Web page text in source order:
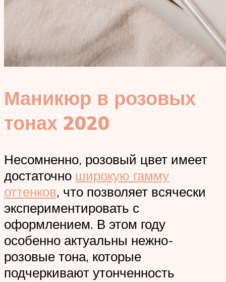
Маникюр в розовых
тонах 2020
Несомненно, розовый цвет имеет
достаточно широкую гамму
оттенков, что позволяет всячески
экспериментировать с
оформлением. В этом году
особенно актуальны нежно-
розовые тона, которые
подчеркивают утонченность